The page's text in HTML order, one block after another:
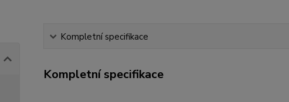
Kompletní specifikace
Kompletní specifikace